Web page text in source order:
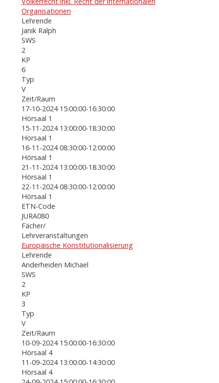
Organisationen
Lehrende
Janik Ralph
SWS
2
KP
6
Typ
V
Zeit/Raum
17-10-2024 15:00:00-16:30:00
Hörsaal 1
15-11-2024 13:00:00-18:30:00
Hörsaal 1
16-11-2024 08:30:00-12:00:00
Hörsaal 1
21-11-2024 13:00:00-18:30:00
Hörsaal 1
22-11-2024 08:30:00-12:00:00
Hörsaal 1
ETN-Code
JURA080
Fächer/
Lehrveranstaltungen
Europäische Konstitutionalisierung
Lehrende
Anderheiden Michael
SWS
2
KP
3
Typ
V
Zeit/Raum
10-09-2024 15:00:00-16:30:00
Hörsaal 4
11-09-2024 13:00:00-14:30:00
Hörsaal 4